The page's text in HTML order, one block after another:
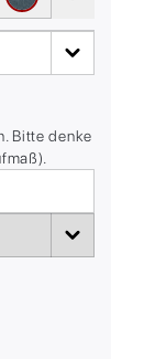
Bitte denke